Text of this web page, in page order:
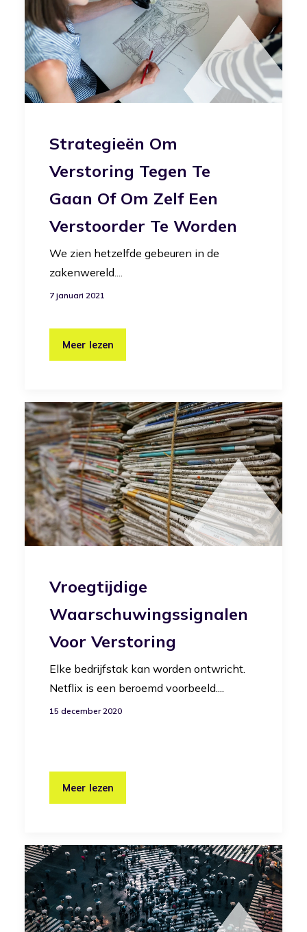
Strategieën Om
Verstoring Tegen Te
Gaan Of Om Zelf Een
Verstoorder Te Worden
We zien hetzelfde gebeuren in de
zakenwereld....
7 januari 2021
Meer lezen
Vroegtijdige
Waarschuwingssignalen
Voor Verstoring
Elke bedrijfstak kan worden ontwricht.
Netflix is een beroemd voorbeeld....
15 december 2020
Meer lezen